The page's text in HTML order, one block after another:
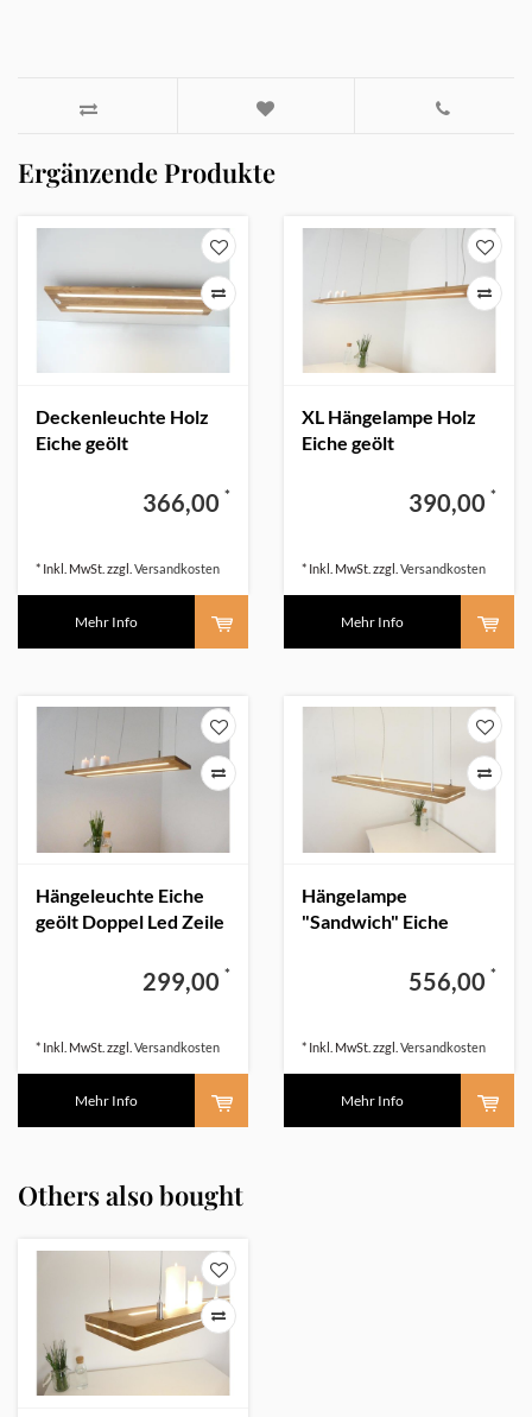
Ergänzende Produkte
Deckenleuchte Holz
Eiche geölt
366,00 *
* Inkl. MwSt. zzgl. Versandkosten
Mehr Info
XL Hängelampe Holz
Eiche geölt
390,00 *
* Inkl. MwSt. zzgl. Versandkosten
Mehr Info
Hängeleuchte Eiche
geölt Doppel Led Zeile
299,00 *
* Inkl. MwSt. zzgl. Versandkosten
Mehr Info
Hängelampe
"Sandwich" Eiche
556,00 *
* Inkl. MwSt. zzgl. Versandkosten
Mehr Info
Others also bought